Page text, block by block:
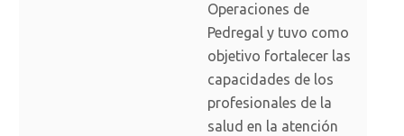
Operaciones de
Pedregal y tuvo como
objetivo fortalecer las
capacidades de los
profesionales de la
salud en la atención